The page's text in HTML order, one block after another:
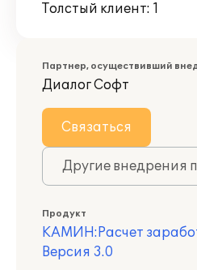
Толстый клиент: 1
Партнер, осуществивший
Диалог Софт
Связаться
Другие внедрения
Продукт
КАМИН:Расчет
Версия 3.0